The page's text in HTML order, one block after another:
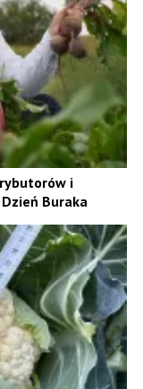
i
Buraka